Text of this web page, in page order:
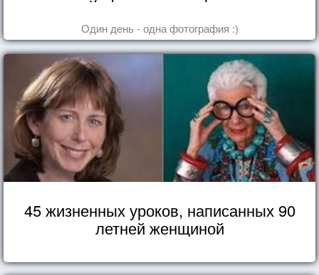
Один день - одна фотография :)
45 жизненных уроков, написанных 90
летней женщиной